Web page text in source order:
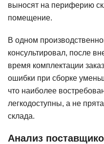
выносят на периферию
помещение.
В одном
консультировал, после
время комплектации
ошибки при сборке
что наиболее
легкодоступны, а не
склада.
Анализ